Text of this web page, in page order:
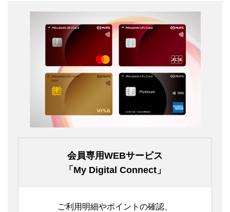
会員専用WEBサービス
「My Digital Connect」
ご利用明細やポイントの確認、